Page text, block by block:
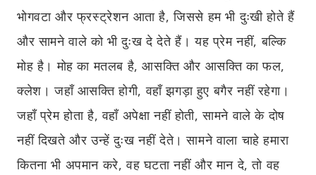
भोगवटा और फ्रस्ट्रेशन आता है, जिससे हम भी दुःखी होते हैं
और सामने वाले को भी दुःख दे देते हैं। यह प्रेम नहीं, बल्कि
मोह है। मोह का मतलब है, आसक्ति और आसक्ति का फल,
क्लेश। जहाँ आसक्ति होगी, वहाँ झगड़ा हुए बगैर नहीं रहेगा।
जहाँ प्रेम होता है, वहाँ अपेक्षा नहीं होती, सामने वाले के दोष
नहीं दिखते और उन्हें दुःख नहीं देते। सामने वाला चाहे हमारा
कितना भी अपमान करे, वह घटता नहीं और मान दे, तो वह